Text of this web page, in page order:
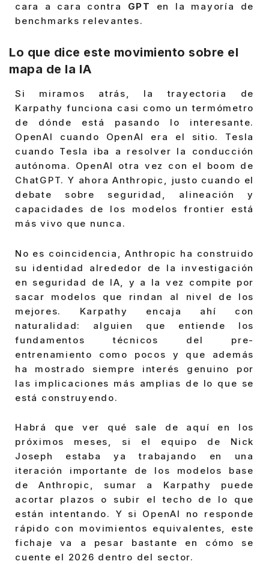
cara a cara contra GPT
en la mayoría de
benchmarks relevantes.
Lo que dice este movimiento sobre el
mapa de la IA
Si miramos atrás, la trayectoria de
Karpathy funciona casi como un termómetro
de dónde está pasando lo interesante.
OpenAI cuando OpenAI era el sitio. Tesla
cuando Tesla iba a resolver la conducción
autónoma. OpenAI otra vez con el boom de
ChatGPT. Y ahora Anthropic, justo cuando el
debate sobre seguridad, alineación y
capacidades de los modelos frontier está
más vivo que nunca.
No es coincidencia, Anthropic ha construido
su identidad alrededor de la investigación
en seguridad de IA, y a la vez compite por
sacar modelos que rindan al nivel de los
mejores. Karpathy encaja ahí con
naturalidad: alguien que entiende los
fundamentos técnicos del pre-
entrenamiento como pocos y que además
ha mostrado siempre interés genuino por
las implicaciones más amplias de lo que se
está construyendo.
Habrá que ver qué sale de aquí en los
próximos meses, si el equipo de Nick
Joseph estaba ya trabajando en una
iteración importante de los modelos base
de Anthropic, sumar a Karpathy puede
acortar plazos o subir el techo de lo que
están intentando. Y si OpenAI no responde
rápido con movimientos equivalentes, este
fichaje va a pesar bastante en cómo se
cuente el 2026 dentro del sector.